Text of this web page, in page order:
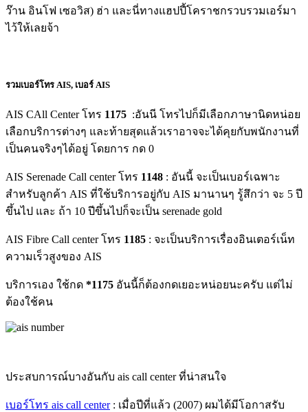
ว๊าน อินโฟ เซอวิส) ฮ่า และนี่ทางแฮปปี้โคราชกรวบรวมเอร์มา
ไว้ให้เลยจ้า
รวมเบอร์โทร AIS, เบอร์ AIS
AIS CAll Center โทร 1175 :อันนี โทรไปก็มีเลือกภาษานิดหน่อย
เลือกบริการต่างๆ และท้ายสุดแล้วเราอาจจะได้คุยกับพนักงานที่
เป็นคนจริงๆได้อยู่ โดยการ กด 0
AIS Serenade Call center โทร 1148 : อันนี้ จะเป็นเบอร์เฉพาะ
สำหรับลูกค้า AIS ที่ใช้บริการอยู่กับ AIS มานานๆ รู้สึกว่า จะ 5 ปี
ขึ้นไป และ ถ้า 10 ปีขึ้นไปก็จะเป็น serenade gold
AIS Fibre Call center โทร 1185 : จะเป็นบริการเรื่องอินเตอร์เน็ท
ความเร็วสูงของ AIS
บริการเอง ใช้กด *1175 อันนี้ก็ต้องกดเยอะหน่อยนะครับ แต่ไม่
ต้องใช้คน
ประสบการณ์บางอันกับ ais call center ที่น่าสนใจ
เบอร์โทร ais call center: เมื่อปีที่แล้ว (2007) ผมได้มีโอกาสรับ